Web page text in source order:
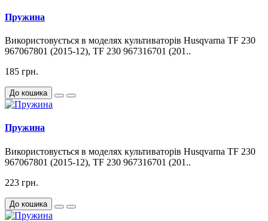
Пружина
Використовується в моделях культиваторів Husqvarna TF 230
967067801 (2015-12), TF 230 967316701 (201..
185 грн.
До кошика
Пружина
Використовується в моделях культиваторів Husqvarna TF 230
967067801 (2015-12), TF 230 967316701 (201..
223 грн.
До кошика